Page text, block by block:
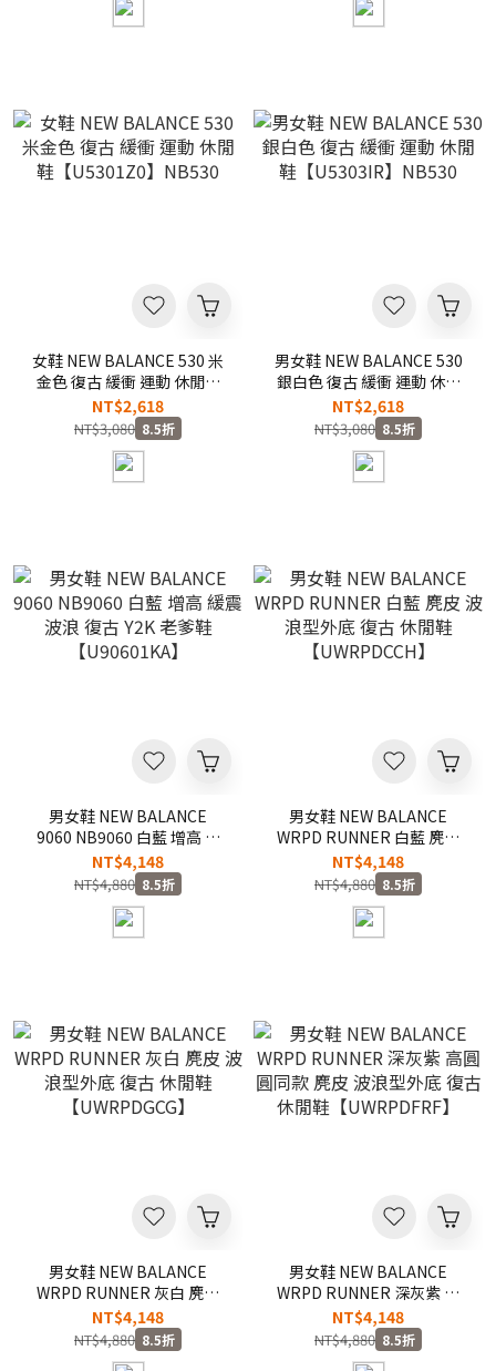
女鞋 NEW BALANCE 530 米
金色 復古 緩衝 運動 休閒鞋
【U5301Z0】NB530
NT$2,618
NT$3,080 8.5折
男女鞋 NEW BALANCE 530
銀白色 復古 緩衝 運動 休閒
鞋【U5303IR】NB530
NT$2,618
NT$3,080 8.5折
男女鞋 NEW BALANCE
9060 NB9060 白藍 增高 緩
震 波浪 復古 Y2K 老爹鞋
【U90601KA】
NT$4,148
NT$4,880 8.5折
男女鞋 NEW BALANCE
WRPD RUNNER 白藍 麂皮
波浪型外底 復古 休閒鞋
【UWRPDCCH】
NT$4,148
NT$4,880 8.5折
男女鞋 NEW BALANCE
WRPD RUNNER 灰白 麂皮
波浪型外底 復古 休閒鞋
【UWRPDGCG】
NT$4,148
NT$4,880 8.5折
男女鞋 NEW BALANCE
WRPD RUNNER 深灰紫 高
圓圓同款 麂皮 波浪型外底 復
古 休閒鞋【UWRPDFRF】
NT$4,148
NT$4,880 8.5折